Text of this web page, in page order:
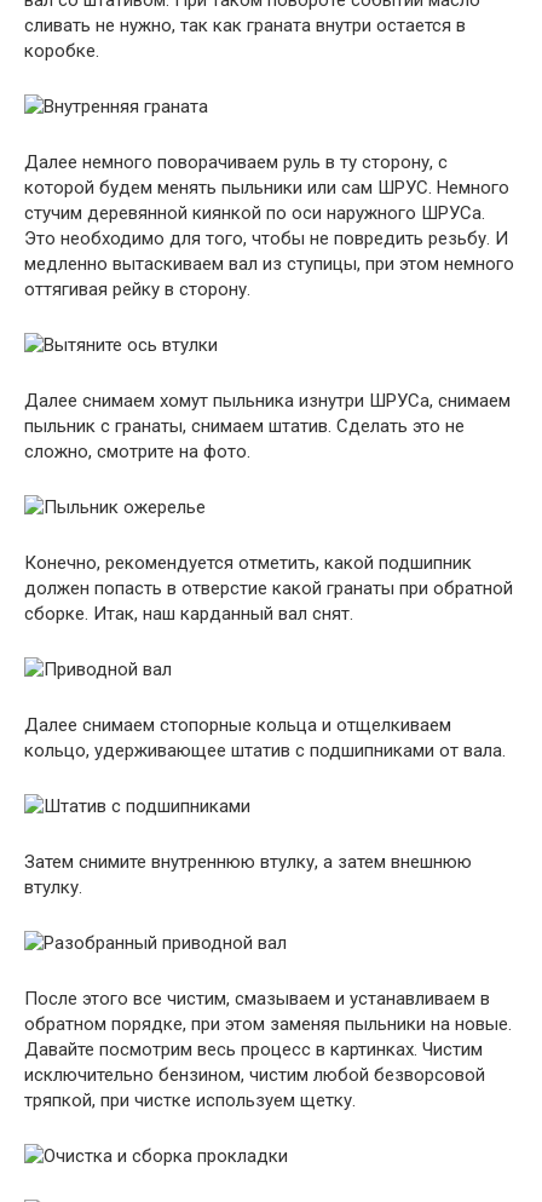
сливать не нужно, так как граната внутри остается в
коробке.
Далее немного поворачиваем руль в ту сторону, с
которой будем менять пыльники или сам ШРУС. Немного
стучим деревянной киянкой по оси наружного ШРУСа.
Это необходимо для того, чтобы не повредить резьбу. И
медленно вытаскиваем вал из ступицы, при этом немного
оттягивая рейку в сторону.
Далее снимаем хомут пыльника изнутри ШРУСа, снимаем
пыльник с гранаты, снимаем штатив. Сделать это не
сложно, смотрите на фото.
Конечно, рекомендуется отметить, какой подшипник
должен попасть в отверстие какой гранаты при обратной
сборке. Итак, наш карданный вал снят.
Далее снимаем стопорные кольца и отщелкиваем
кольцо, удерживающее штатив с подшипниками от вала.
Затем снимите внутреннюю втулку, а затем внешнюю
втулку.
После этого все чистим, смазываем и устанавливаем в
обратном порядке, при этом заменяя пыльники на новые.
Давайте посмотрим весь процесс в картинках. Чистим
исключительно бензином, чистим любой безворсовой
тряпкой, при чистке используем щетку.